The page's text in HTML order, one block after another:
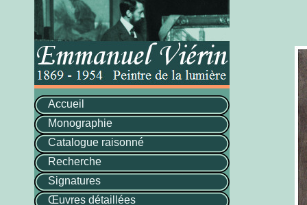
Accueil
Monographie
Catalogue raisonné
Recherche
Signatures
Œuvres détaillées